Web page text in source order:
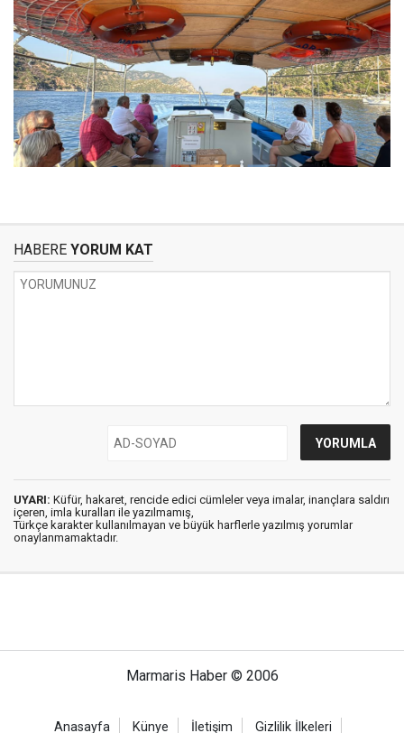
HABERE YORUM KAT
UYARI: Küfür, hakaret, rencide edici cümleler veya imalar, inançlara saldırı
içeren, imla kuralları ile yazılmamış,
Türkçe karakter kullanılmayan ve büyük harflerle yazılmış yorumlar
onaylanmamaktadır.
Marmaris Haber © 2006
Anasayfa Künye İletişim Gizlilik İlkeleri